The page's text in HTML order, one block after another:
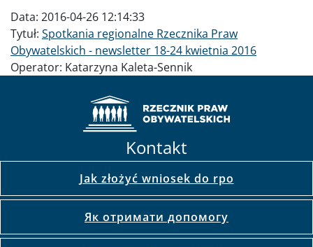
Data: 2016-04-26 12:14:33
Tytuł: Spotkania regionalne Rzecznika Praw
Obywatelskich - newsletter 18-24 kwietnia 2016
Operator: Katarzyna Kaleta-Sennik
Kontakt
Jak złożyć wniosek do rpo
Як отримати допомогу